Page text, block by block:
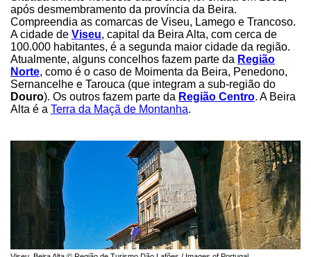
após desmembramento da província da Beira.
Compreendia as comarcas de Viseu, Lamego e Trancoso.
A cidade de Viseu, capital da Beira Alta, com cerca de
100.000 habitantes, é a segunda maior cidade da região.
Atualmente, alguns concelhos fazem parte da Região
Norte, como é o caso de Moimenta da Beira, Penedono,
Sernancelhe e Tarouca (que integram a sub-região do
Douro). Os outros fazem parte da Região Centro. A Beira
Alta é a Terra da Maçã de Montanha.